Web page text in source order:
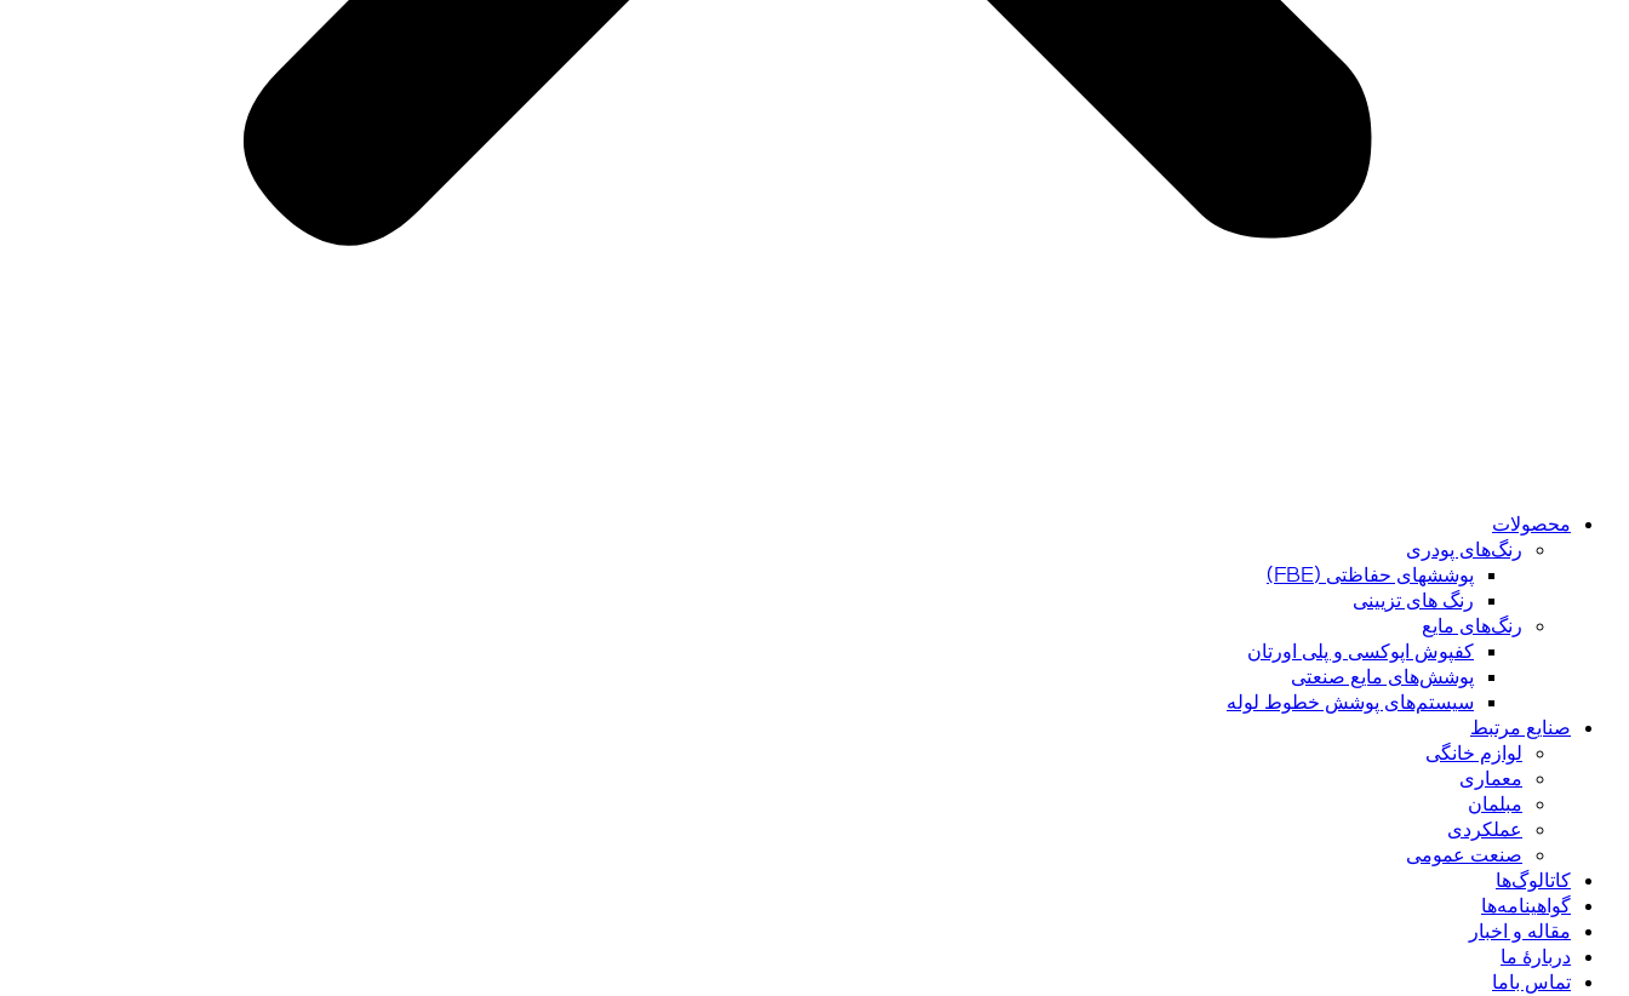
محصولات
رنگ‌های پودری
پوششهای حفاظتی (FBE)
رنگ های تزیینی
رنگ‌های مایع
کفپوش اپوکسی و پلی اورتان
پوشش‌های مایع صنعتی
سیستم‌های پوشش خطوط لوله
صنایع مرتبط
لوازم خانگی
معماری
مبلمان
عملکردی
صنعت عمومی
کاتالوگ‌ها
گواهینامه‌ها
مقاله و اخبار
دربارهٔ ما
تماس باما